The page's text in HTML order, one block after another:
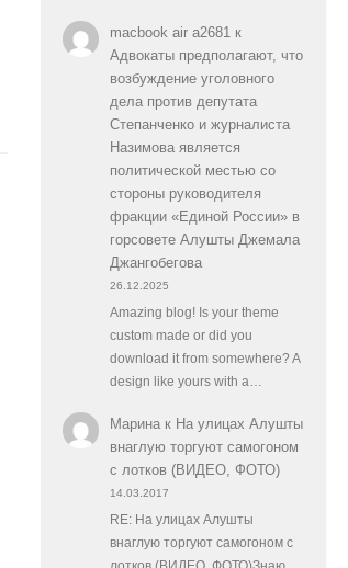
macbook air a2681к
Адвокаты предполагают, что
возбуждение уголовного
дела против депутата
Степанченко и журналиста
Назимова является
политической местью со
стороны руководителя
фракции «Единой России» в
горсовете Алушты Джемала
Джангобегова
26.12.2025
Amazing blog! Is your theme
custom made or did you
download it from somewhere? A
design like yours with a…
Маринак На улицах Алушты
внаглую торгуют самогоном
с лотков (ВИДЕО, ФОТО)
14.03.2017
RE: На улицах Алушты
внаглую торгуют самогоном с